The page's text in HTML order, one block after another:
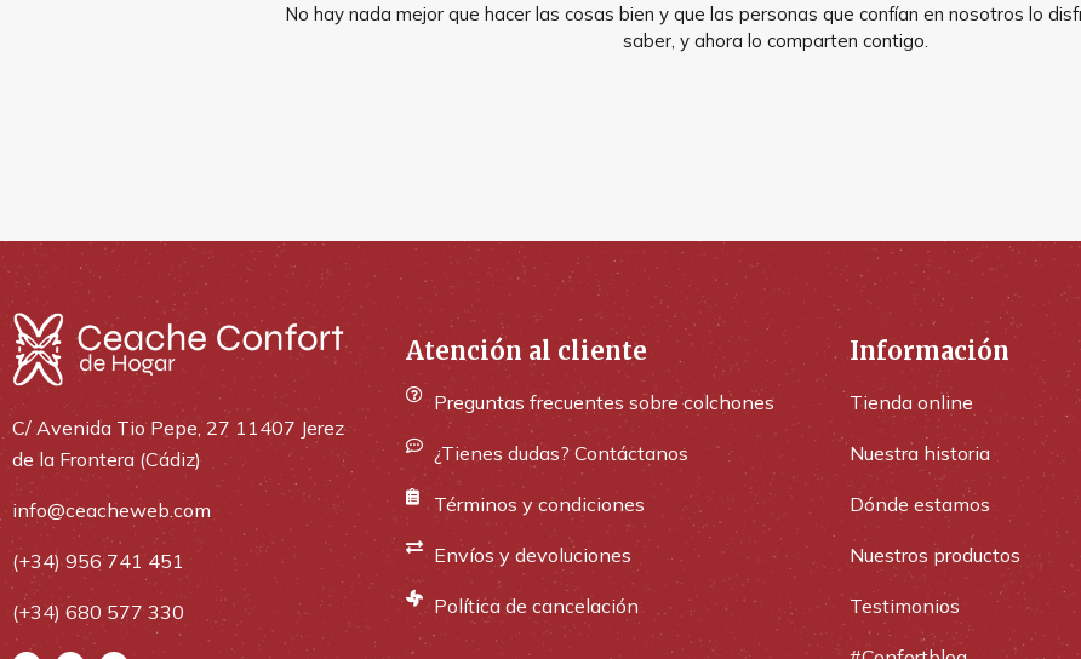
No hay nada mejor que hacer las cosas bien y que las personas que confían en nosotros lo
saber, y ahora lo comparten contigo.
C/ Avenida Tio Pepe, 27 11407 Jerez
de la Frontera (Cádiz)
info@ceacheweb.com
(+34) 956 741 451
(+34) 680 577 330
Atención al cliente
Preguntas frecuentes sobre colchones
¿Tienes dudas? Contáctanos
Términos y condiciones
Envíos y devoluciones
Política de cancelación
Información
Tienda online
Nuestra historia
Dónde estamos
Nuestros productos
Testimonios